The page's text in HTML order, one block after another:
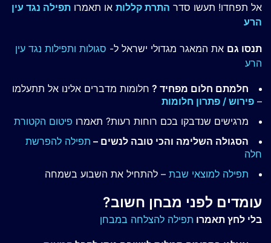
אל תפחדו! תעשו סדר התרת קללות או תאמרו תפילה נגד עין
הרע
תנסו גם את המאגר מגדולי ישראל ל- סגולות ותפילות נגד עין
הרע
חלמתם חלום מפחיד ? חלומות מדברים אלינו אל תתעלמו
– פירוש / פתרון חלומות
מרגישים שנדבקו בכם רוחות רעות? תאמרו פיטום הקטורת
הסגולה השלימה והכי טובה לנשים – תפילה להפרשת
חלה
תפילה למוצאי שבת – להתחיל את השבוע בשמחה
עומדים לפני מבחן חשוב?
בלי לחץ תאמרו תפילה להצלחה במבחן